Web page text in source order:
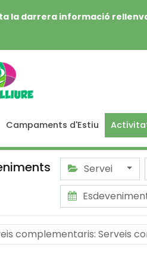
la darrera informació
Campaments d'Estiu
Servei
complementaris: Serveis